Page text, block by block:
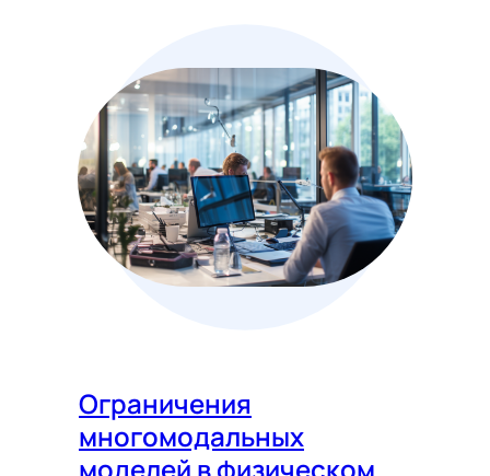
Ограничения
многомодальных
моделей в физическом